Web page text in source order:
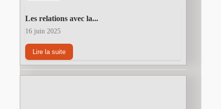
Les relations avec la...
16 juin 2025
Lire la suite